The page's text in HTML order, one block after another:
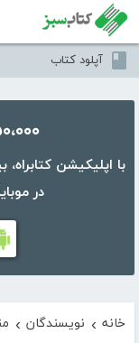
آپلود کتاب
۵۰،۰۰۰ کتاب در
در
خانه › نویسندگان ›